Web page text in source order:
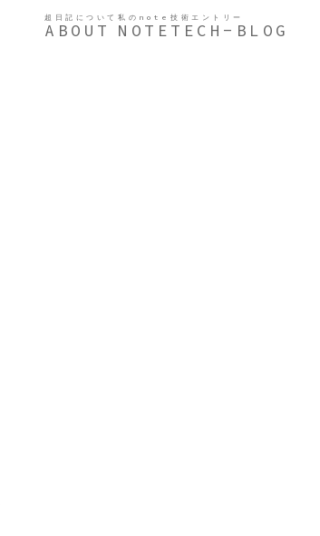
超日記について
ABOUT
私のnote
NOTE
技術エントリー
TECH-BLOG